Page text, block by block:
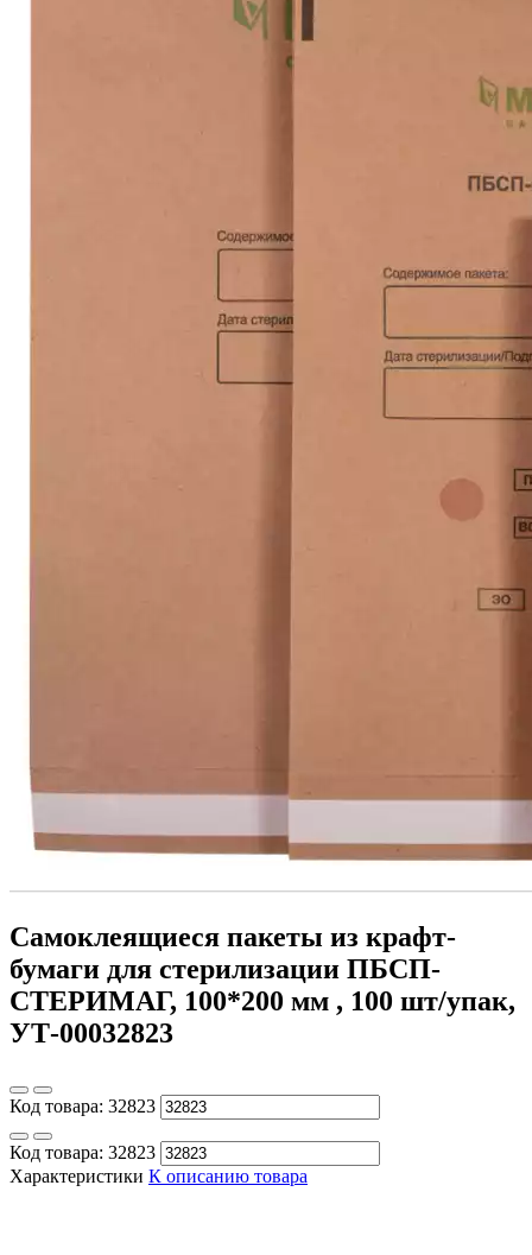
Самоклеящиеся пакеты из крафт-
бумаги для стерилизации ПБСП-
СТЕРИМАГ, 100*200 мм , 100 шт/упак,
УТ-00032823
Код товара: 32823
Код товара: 32823
Характеристики К описанию товара